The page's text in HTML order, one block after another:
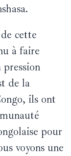
cette
à faire
de la
ils ont
pour
voyons une